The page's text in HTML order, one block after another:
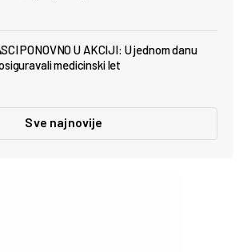
PONOVNO U AKCIJI: U jednom danu
medicinski let
Sve najnovije